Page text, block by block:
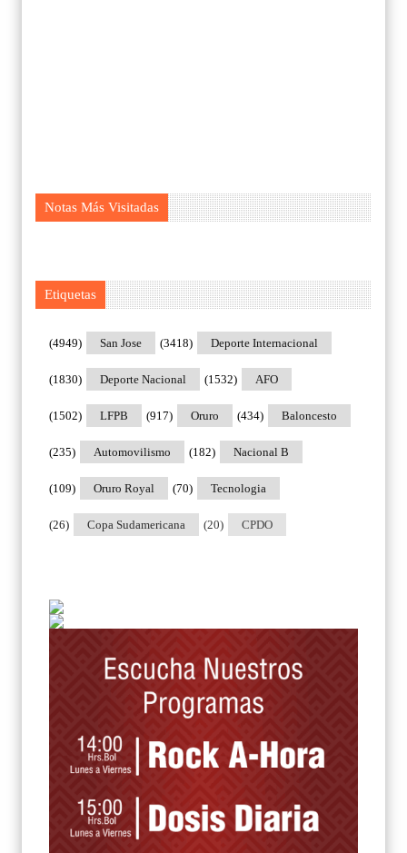
Notas Más Visitadas
Etiquetas
San Jose
(4949) Deporte Internacional
(3418)
Deporte Nacional
(1830) AFO
(1532)
LFPB
(1502) Oruro
(917) Baloncesto
(434)
Automovilismo
(235) Nacional B
(182)
Oruro Royal
(109) Tecnologia
(70)
Copa Sudamericana
(26) CPDO
(20)